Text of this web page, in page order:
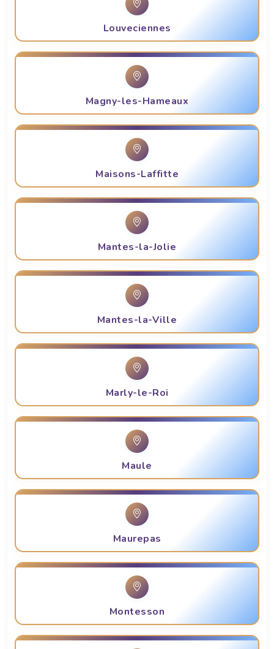
Louveciennes
Magny-les-Hameaux
Maisons-Laffitte
Mantes-la-Jolie
Mantes-la-Ville
Marly-le-Roi
Maule
Maurepas
Montesson